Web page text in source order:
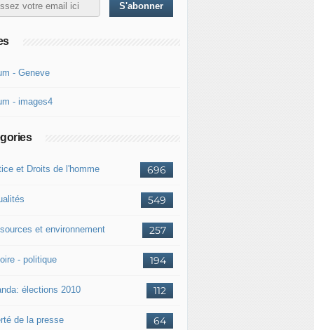
- Geneve
- images4
696
et Droits de l'homme
549
257
et environnement
194
- politique
112
élections 2010
64
de la presse